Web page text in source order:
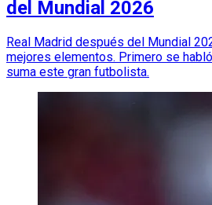
del Mundial 2026
Real Madrid después del Mundial
mejores elementos. Primero se
suma este gran futbolista.